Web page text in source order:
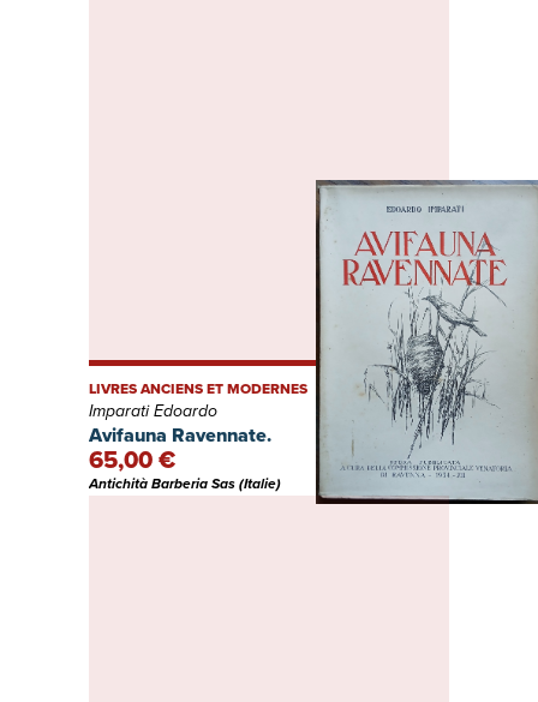
Avifauna Ravennate.
LIVRES ANCIENS ET MODERNES
Imparati Edoardo
65,00 €
Antichità Barberia Sas (Italie)